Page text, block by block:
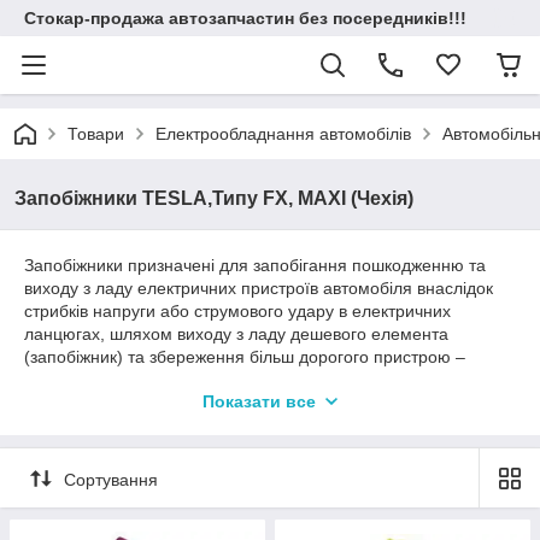
Стокар-продажа автозапчастин без посередників!!!
Товари Електрообладнання автомобілів
Запобіжники TESLA,Типу FX, MAXI (Чехія)
Запобіжники призначені для запобігання пошкодженню та
виходу з ладу електричних пристроїв автомобіля внаслідок
стрибків напруги або струмового удару в електричних
ланцюгах, шляхом виходу з ладу дешевого елемента
(запобіжник) та збереження більш дорогого пристрою –
запобіжників, розташованих у підкапотному просторі або в
стандартизованим вимогам витримувати певну силу струму
та згоряти за певний час, при пожежі повинні зберігати
працездатність певний час та не повинні виділяти отруйні
Показати все
Сортування